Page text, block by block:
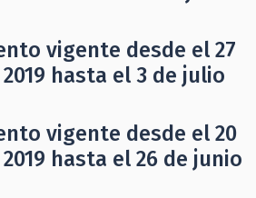
vigente desde el 27
hasta el 3 de julio
vigente desde el 20
hasta el 26 de junio